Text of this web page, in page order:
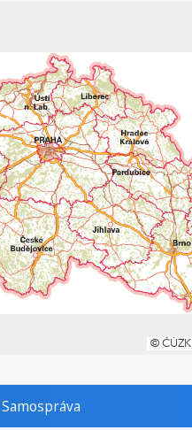
Samospráva